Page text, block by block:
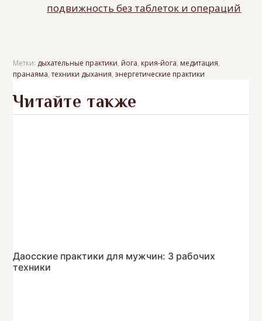
подвижность без таблеток и операций
Метки: дыхательные практики, йога, крия-йога, медитация,
пранаяма,техники дыхания,энергетические практики
Читайте также
Даосские практики для мужчин: 3 рабочих
техники